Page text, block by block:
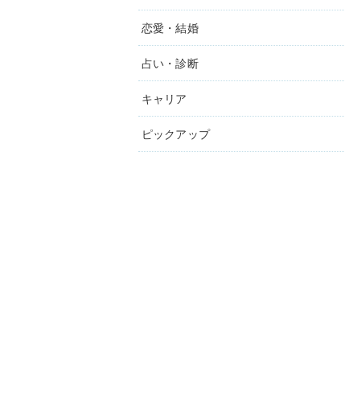
恋愛・結婚
占い・診断
キャリア
ピックアップ